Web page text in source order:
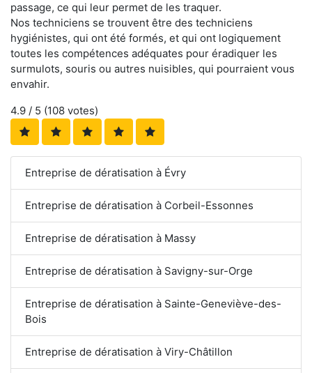
passage, ce qui leur permet de les traquer.
Nos techniciens se trouvent être des techniciens
hygiénistes, qui ont été formés, et qui ont logiquement
toutes les compétences adéquates pour éradiquer les
surmulots, souris ou autres nuisibles, qui pourraient vous
envahir.
4.9 / 5 (108 votes)
Entreprise de dératisation à Évry
Entreprise de dératisation à Corbeil-Essonnes
Entreprise de dératisation à Massy
Entreprise de dératisation à Savigny-sur-Orge
Entreprise de dératisation à Sainte-Geneviève-des-
Bois
Entreprise de dératisation à Viry-Châtillon